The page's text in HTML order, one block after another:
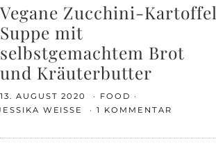
Vegane Zucchini-Kartoffel
Suppe mit
selbstgemachtem Brot
und Kräuterbutter
13. AUGUST 2020
FOOD
WEISSE
1 KOMMENTAR